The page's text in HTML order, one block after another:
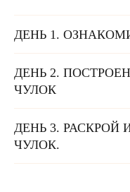
ДЕНЬ 1.
ДЕНЬ 2.
ЧУЛОК
ДЕНЬ 3.
ЧУЛОК.